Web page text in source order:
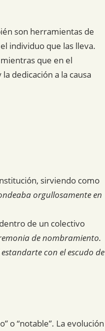
son herramientas de
individuo que las lleva.
que en el
dedicación a la causa
sirviendo como
orgullosamente en
de un colectivo
de nombramiento.
estandarte con el escudo de
o “notable”. La evolución